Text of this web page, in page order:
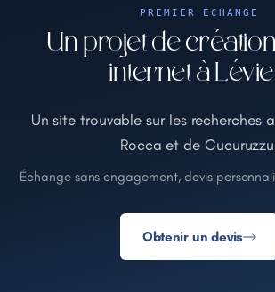
PREMIER ÉCHANGE
Un projet de
internet à Lévie
Un site trouvable sur les recherches
Rocca et de
Échange sans engagement, devis
Obtenir un devis